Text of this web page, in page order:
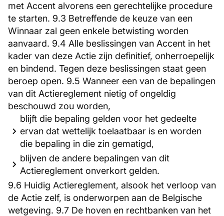
met Accent alvorens een gerechtelijke procedure
te starten. 9.3 Betreffende de keuze van een
Winnaar zal geen enkele betwisting worden
aanvaard. 9.4 Alle beslissingen van Accent in het
kader van deze Actie zijn definitief, onherroepelijk
en bindend. Tegen deze beslissingen staat geen
beroep open. 9.5 Wanneer een van de bepalingen
van dit Actiereglement nietig of ongeldig
beschouwd zou worden,
blijft die bepaling gelden voor het gedeelte
ervan dat wettelijk toelaatbaar is en worden
die bepaling in die zin gematigd,
blijven de andere bepalingen van dit
Actiereglement onverkort gelden.
9.6 Huidig Actiereglement, alsook het verloop van
de Actie zelf, is onderworpen aan de Belgische
wetgeving. 9.7 De hoven en rechtbanken van het